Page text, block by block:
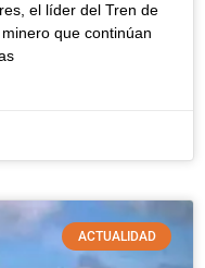
el líder del Tren de
que continúan
ACTUALIDAD